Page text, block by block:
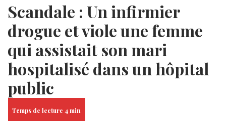
Scandale : Un infirmier
drogue et viole une femme
qui assistait son mari
hospitalisé dans un hôpital
public